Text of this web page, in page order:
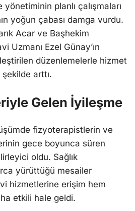
planlı çalışmaları
yoğun çabası damga vurdu.
Acar ve Başhekim
Uzmanı Ezel Günay’ın
düzenlemelerle hizmet
arttı.
Gelen İyileşme
fizyoterapistlerin ve
gece boyunca süren
oldu. Sağlık
yürüttüğü mesailer
hizmetlerine erişim hem
etkili hale geldi.